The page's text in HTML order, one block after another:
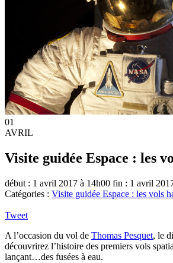
01
AVRIL
Visite guidée Espace : les
début : 1 avril 2017 à 14h00 fin : 1 avril
Catégories : Visite guidée Espace : les vols
Tweet
A l’occasion du vol de Thomas Pesquet, le
découvrirez l’histoire des premiers vols
lançant…des fusées à eau.